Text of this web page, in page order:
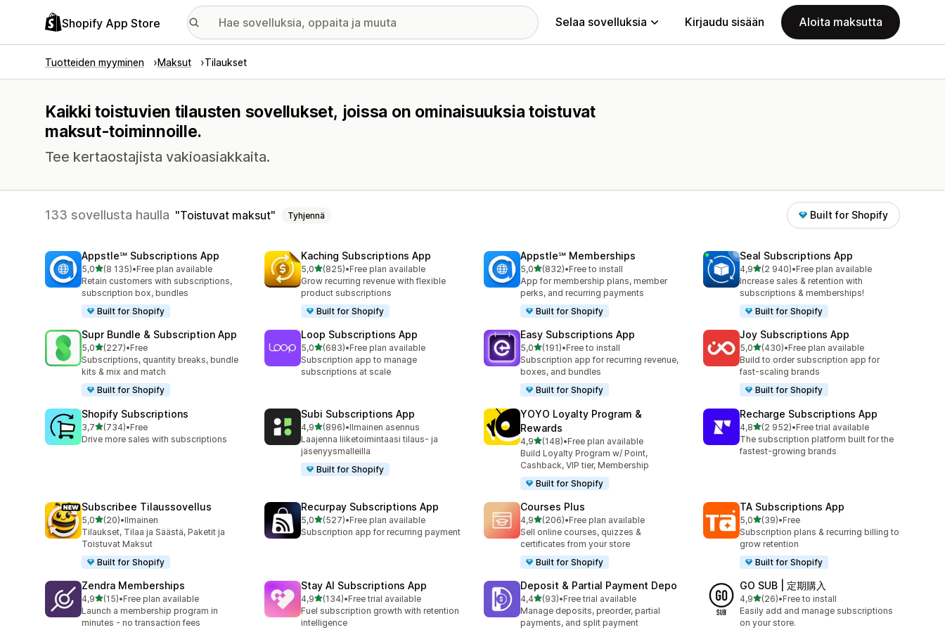
Shopify App Store Selaa sovelluksia Kirjaudu sisään Aloita maksutta
Tuotteiden myyminen Maksut Tilaukset
Kaikki toistuvien tilausten sovellukset, joissa on ominaisuuksia toistuvat
maksut-toiminnoille.
Tee kertaostajista vakioasiakkaita.
133 sovellusta haulla Toistuvat maksut Tyhjennä Built for Shopify
Appstle℠ Subscriptions App
5,0/ 5 tähteä
(8 135)
8135 arvostelua yhteensä
•Free plan available
Retain customers with subscriptions,
subscription box, bundles
Built for Shopify
Kaching Subscriptions App
5,0/ 5 tähteä
(825)
825 arvostelua yhteensä
•Free plan available
Grow recurring revenue with flexible
product subscriptions
Built for Shopify
Appstle℠ Memberships
5,0/ 5 tähteä
(832)
832 arvostelua yhteensä
•Free to install
App for membership plans, member
perks, and recurring payments
Built for Shopify
Seal Subscriptions App
4,9/ 5 tähteä
(2 940)
2940 arvostelua yhteensä
•Free plan available
Increase sales & retention with
subscriptions & memberships!
Built for Shopify
Supr Bundle & Subscription App
5,0/ 5 tähteä
(227)
227 arvostelua yhteensä
•Free
Subscriptions, quantity breaks, bundle
kits & mix and match
Built for Shopify
Loop Subscriptions App
5,0/ 5 tähteä
(683)
683 arvostelua yhteensä
•Free plan available
Subscription app to manage
subscriptions at scale
Easy Subscriptions App
5,0/ 5 tähteä
(191)
191 arvostelua yhteensä
•Free to install
Subscription app for recurring revenue,
boxes, and bundles
Built for Shopify
Joy Subscriptions App
5,0/ 5 tähteä
(430)
430 arvostelua yhteensä
•Free plan available
Build to order subscription app for
fast-scaling brands
Built for Shopify
Shopify Subscriptions
3,7/ 5 tähteä
(734)
734 arvostelua yhteensä
•Free
Drive more sales with subscriptions
Subi Subscriptions App
4,9/ 5 tähteä
(896)
896 arvostelua yhteensä
•Ilmainen asennus
Laajenna liiketoimintaasi tilaus- ja
jäsenyysmalleilla
Built for Shopify
YOYO Loyalty Program &
Rewards
4,9/ 5 tähteä
(148)
148 arvostelua yhteensä
•Free plan available
Build Loyalty Program w/ Point,
Cashback, VIP tier, Membership
Built for Shopify
Recharge Subscriptions App
4,8/ 5 tähteä
(2 952)
2952 arvostelua yhteensä
•Free trial available
The subscription platform built for the
fastest-growing brands
Subscribee Tilaussovellus
5,0/ 5 tähteä
(20)
20 arvostelua yhteensä
•Ilmainen
Tilaukset, Tilaa ja Säästä, Paketit ja
Toistuvat Maksut
Built for Shopify
Recurpay Subscriptions App
5,0/ 5 tähteä
(527)
527 arvostelua yhteensä
•Free plan available
Subscription app for recurring payment
Courses Plus
4,9/ 5 tähteä
(206)
206 arvostelua yhteensä
•Free plan available
Sell online courses, quizzes &
certificates from your store
Built for Shopify
TA Subscriptions App
5,0/ 5 tähteä
(39)
39 arvostelua yhteensä
•Free
Subscription plans & recurring billing to
grow retention
Built for Shopify
Zendra Memberships
4,9/ 5 tähteä
(15)
15 arvostelua yhteensä
•Free plan available
Launch a membership program in
minutes - no transaction fees
Stay AI Subscriptions App
4,9/ 5 tähteä
(134)
134 arvostelua yhteensä
•Free trial available
Fuel subscription growth with retention
intelligence
Deposit & Partial Payment Depo
4,4/ 5 tähteä
(93)
93 arvostelua yhteensä
•Free trial available
Manage deposits, preorder, partial
payments, and split payment
GO SUB | 定期購入
4,9/ 5 tähteä
(26)
26 arvostelua yhteensä
•Free to install
Easily add and manage subscriptions
on your store.